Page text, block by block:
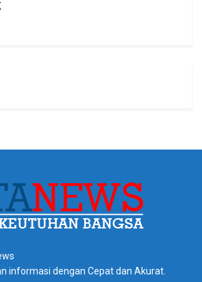
informasi dengan Cepat dan Akurat.